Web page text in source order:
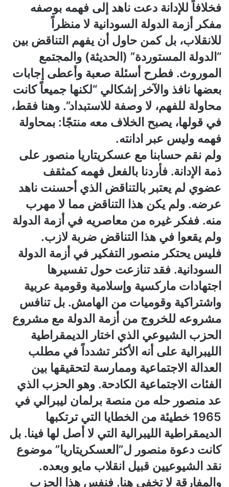
فخلافاً للإدانة دعت ناهد إلى فهمه بوصفه
مفكر أزمة الدولة السودانية لا منظراً
للانقلاب، بل كمن حاول أن يفهم التناقض بين
“الدولة المستوردة” (الحديثة) والمجتمع
الموروث. فطرح أسئلة صعبة وأعطى إجابات
بعضها نافذ والآخر إشكالي “لكنها جميعاً كانت
محاولة للفهم، لا وصفة للاستبداد”. وهنا فقط،
في قولها، يصبح الخلاف معه منتجًا: بمحاولة
فهمه وليس عبر ادانته.
ولم نقم حسابنا مع عسكريتاريا منصور على
ذمة الإدانة. فأردنا بالفعل فهمه كمثقف
عضوي لم يعتبر بالتناقض الذي أحسنت ناهد
عرضه. ولم يكن هذا التناقض مما لا مهرب
منه. ففكر غيره من معاصريه في أزمة الدولة
ولم يقعوا في هذا التناقض ضربة لازب.
فليس يحتكر منصور التفكير في أزمة الدولة
السودانية. فقد تنازعت حول تفسيرها
اجتهادات ماركسية وإسلامية وقومية عربية
واشتراكية وقوميات من الهامش. بل تنافس
مشروعه للخروج من أزمة الدولة مع مشروع
الحزب الشيوعي الذي اختار الديمقراطية
الليبرالية على أنه الأكثر تشدداً في مطلب
العدالة الاجتماعية وممارسة لتحقيقها بين
الفئات الاجتماعية الكادحة. وهو الحزب الذي
عد منصور حله من منصة برلمان ليبرالي في
1965 خطيئة من الخطايا التي ترتكبها
الديمقراطية الليبرالية التي لا أصل لها فينا. بل
كانت دعوة منصور ل”العسكريتاريا” موضوع
نقد الشيوعيين قبيل انقلاب مايو وبعده.
والمفارقة لا تخفى هنا. فنفس هذا الحزب